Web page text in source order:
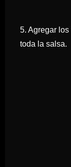
5. Agregar
toda la salsa.